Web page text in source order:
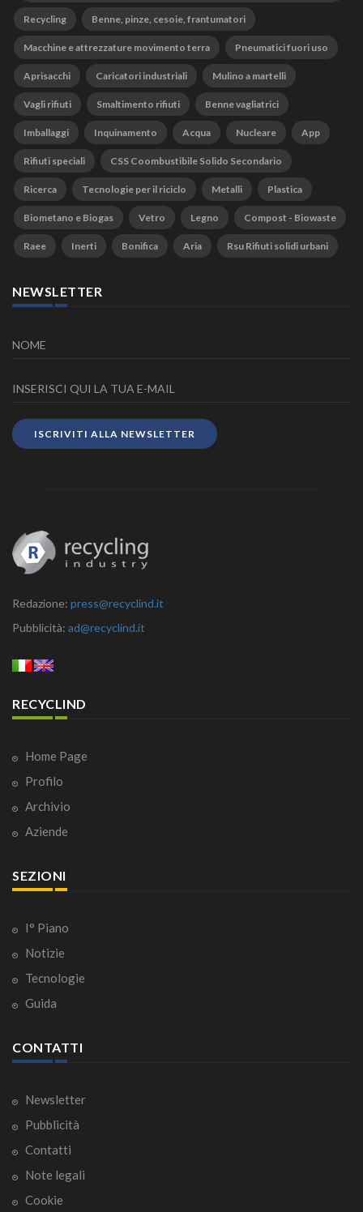
Recycling Benne, pinze, cesoie, frantumatori
Macchine e attrezzature movimento terra Pneumatici fuori uso
Aprisacchi Caricatori industriali Mulino a martelli
Vagli rifiuti Smaltimento rifiuti Benne vagliatrici
Imballaggi Inquinamento Acqua Nucleare App
Rifiuti speciali CSS Coombustibile Solido Secondario
Ricerca Tecnologie per il riciclo Metalli Plastica
Biometano e Biogas Vetro Legno Compost - Biowaste
Raee Inerti Bonifica Aria Rsu Rifiuti solidi urbani
NEWSLETTER
ISCRIVITI ALLA NEWSLETTER
Redazione: press@recyclind.it
Pubblicità: ad@recyclind.it
RECYCLIND
Home Page
Profilo
Archivio
Aziende
SEZIONI
I° Piano
Notizie
Tecnologie
Guida
CONTATTI
Newsletter
Pubblicità
Contatti
Note legali
Cookie